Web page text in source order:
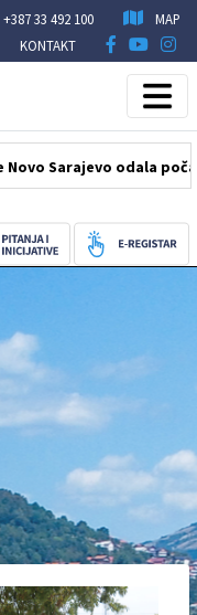
+387 33 492 100
MAP
KONTAKT
odala počast